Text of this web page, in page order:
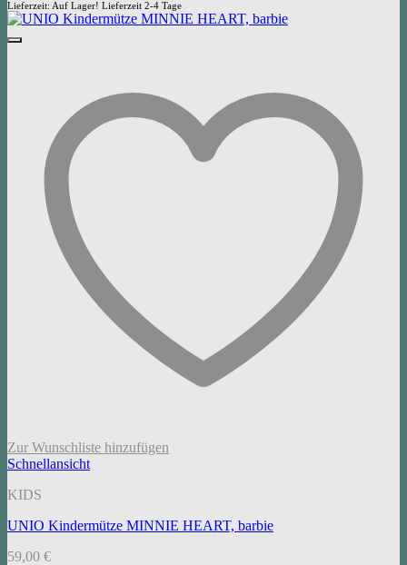
49,95 €35,00 €.
Lieferzeit: Auf Lager! Lieferzeit 2-4 Tage
Zur Wunschliste hinzufügen
Schnellansicht
KIDS
UNIO Kindermütze MINNIE HEART, barbie
59,00 €